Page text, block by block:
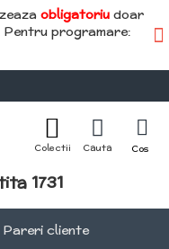
obligatoriu doar
Pentru programare:
1731
Pareri cliente